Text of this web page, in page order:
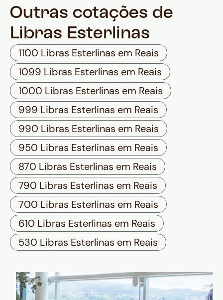
Outras cotações de
Libras Esterlinas
1100 Libras Esterlinas em Reais
1099 Libras Esterlinas em Reais
1000 Libras Esterlinas em Reais
999 Libras Esterlinas em Reais
990 Libras Esterlinas em Reais
950 Libras Esterlinas em Reais
870 Libras Esterlinas em Reais
790 Libras Esterlinas em Reais
700 Libras Esterlinas em Reais
610 Libras Esterlinas em Reais
530 Libras Esterlinas em Reais